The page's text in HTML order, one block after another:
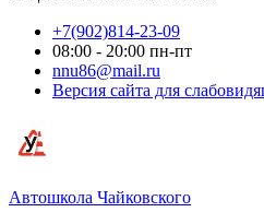
+7(902)814-23-09
08:00 - 20:00 пн-пт
nnu86@mail.ru
Версия сайта для
Автошкола Чайковского